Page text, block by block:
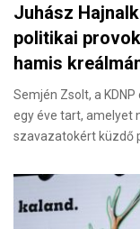
Juhász
politikai
hamis
Semjén Zsolt, a
egy éve tart, amelyet
szavazatokért küzdő